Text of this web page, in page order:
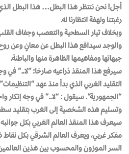
أجل! نحن ننتظر هذا البطل… هذا البطل
رغبتنا ولهفة انتظارنا له.
وبخلاف تيار السطحية والتعصب وجفاف
والوجد سيدافع هذا البطل عن معانٍ وعن
جبهاتها ومفاهيمها الظاهرة منها والباطنة.
سيرفع هذا المنقذ ذراعيه صارخا: “لا..” في
التقليد الغربي الذي بدأ منذ عهد
“الجمهورية”. سيقول : “لا..” في وجه إنكار
وتسليم هذه الشخصية إلى الغرب بتقليد
سيعرف هذا المنقذ العالم الغربي بكل
مفكر غربي، ويعرف العالم الشرقي بكل
السر الموزون والمحسوب بين هذين